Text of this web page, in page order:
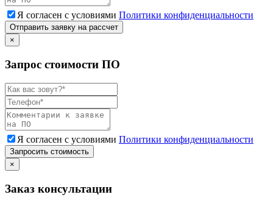
Я согласен с условиями Политики конфиденциальности
Отправить заявку на рассчет
×
Запрос стоимости ПО
Я согласен с условиями Политики конфиденциальности
Запросить стоимость
×
Заказ консультации